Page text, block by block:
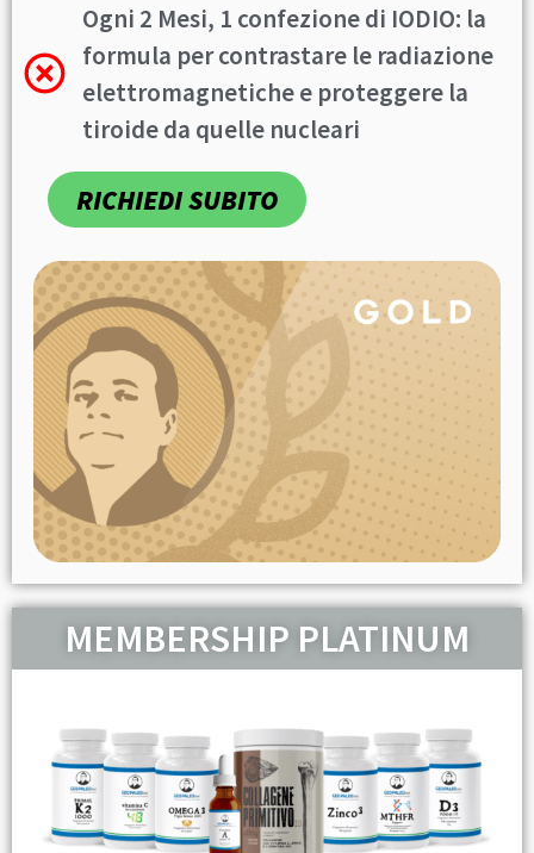
Ogni 2 Mesi, 1 confezione di IODIO: la
formula per contrastare le radiazione
elettromagnetiche e proteggere la
tiroide da quelle nucleari
RICHIEDI SUBITO
MEMBERSHIP PLATINUM